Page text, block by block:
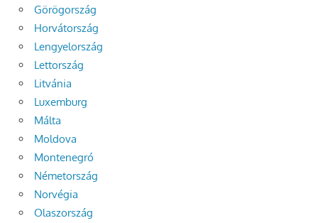
Görögország
Horvátország
Lengyelország
Lettország
Litvánia
Luxemburg
Málta
Moldova
Montenegró
Németország
Norvégia
Olaszország